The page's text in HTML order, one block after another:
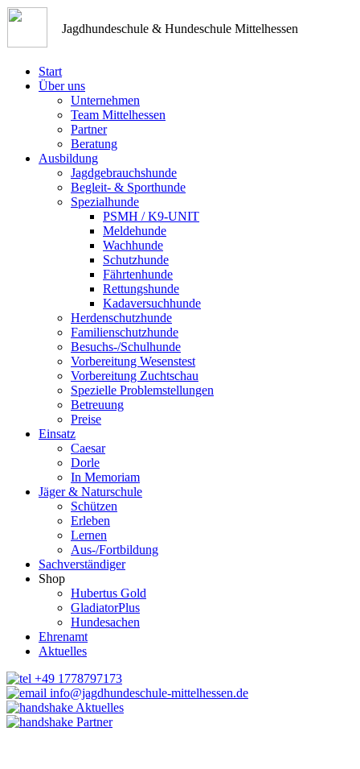
Jagdhundeschule & Hundeschule Mittelhessen
Start
Über uns
Unternehmen
Team Mittelhessen
Partner
Beratung
Ausbildung
Jagdgebrauchshunde
Begleit- & Sporthunde
Spezialhunde
PSMH / K9-UNIT
Meldehunde
Wachhunde
Schutzhunde
Fährtenhunde
Rettungshunde
Kadaversuchhunde
Herdenschutzhunde
Familienschutzhunde
Besuchs-/Schulhunde
Vorbereitung Wesenstest
Vorbereitung Zuchtschau
Spezielle Problemstellungen
Betreuung
Preise
Einsatz
Caesar
Dorle
In Memoriam
Jäger & Naturschule
Schützen
Erleben
Lernen
Aus-/Fortbildung
Sachverständiger
Shop
Hubertus Gold
GladiatorPlus
Hundesachen
Ehrenamt
Aktuelles
+49 1778797173
info@jagdhundeschule-mittelhessen.de
Aktuelles
Partner